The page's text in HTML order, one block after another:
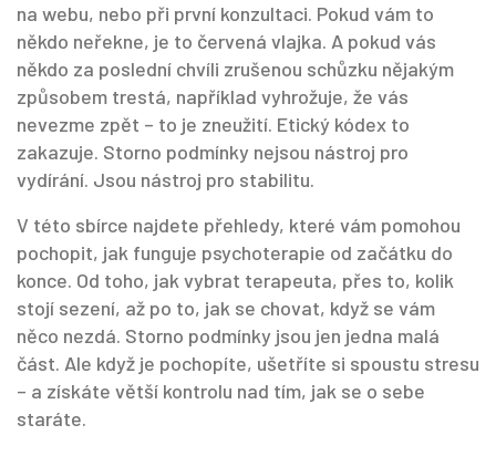
na webu, nebo při první konzultaci. Pokud vám to
někdo neřekne, je to červená vlajka. A pokud vás
někdo za poslední chvíli zrušenou schůzku nějakým
způsobem trestá, například vyhrožuje, že vás
nevezme zpět – to je zneužití. Etický kódex to
zakazuje. Storno podmínky nejsou nástroj pro
vydírání. Jsou nástroj pro stabilitu.
V této sbírce najdete přehledy, které vám pomohou
pochopit, jak funguje psychoterapie od začátku do
konce. Od toho, jak vybrat terapeuta, přes to, kolik
stojí sezení, až po to, jak se chovat, když se vám
něco nezdá. Storno podmínky jsou jen jedna malá
část. Ale když je pochopíte, ušetříte si spoustu stresu
– a získáte větší kontrolu nad tím, jak se o sebe
staráte.